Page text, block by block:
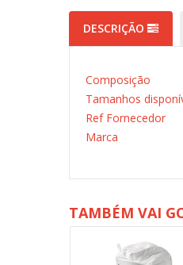
DESCRIÇÃO
Composição
Tamanhos
Ref Fornecedor
Marca
TAMBÉM VAI